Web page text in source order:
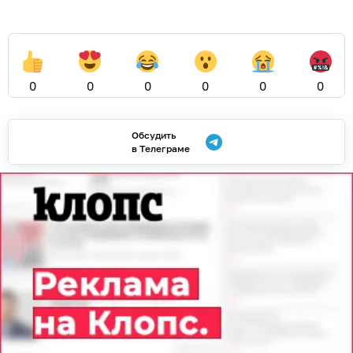
0 0 0 0 0 0
Обсудить
в Телеграме